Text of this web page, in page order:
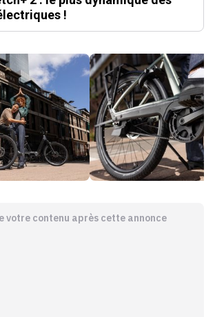
!
votre contenu après cette annonce